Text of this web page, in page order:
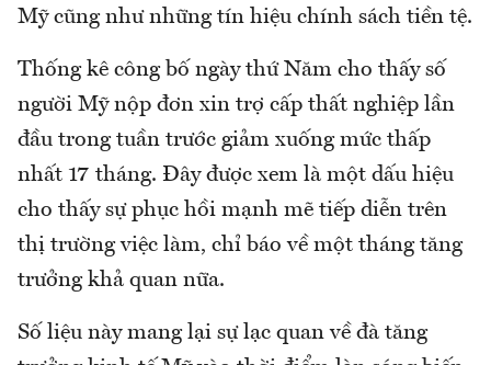
Mỹ cũng như những tín hiệu chính sách tiền tệ.
Thống kê công bố ngày thứ Năm cho thấy số
người Mỹ nộp đơn xin trợ cấp thất nghiệp lần
đầu trong tuần trước giảm xuống mức thấp
nhất 17 tháng. Đây được xem là một dấu hiệu
cho thấy sự phục hồi mạnh mẽ tiếp diễn trên
thị trường việc làm, chỉ báo về một tháng tăng
trưởng khả quan nữa.
Số liệu này mang lại sự lạc quan về đà tăng